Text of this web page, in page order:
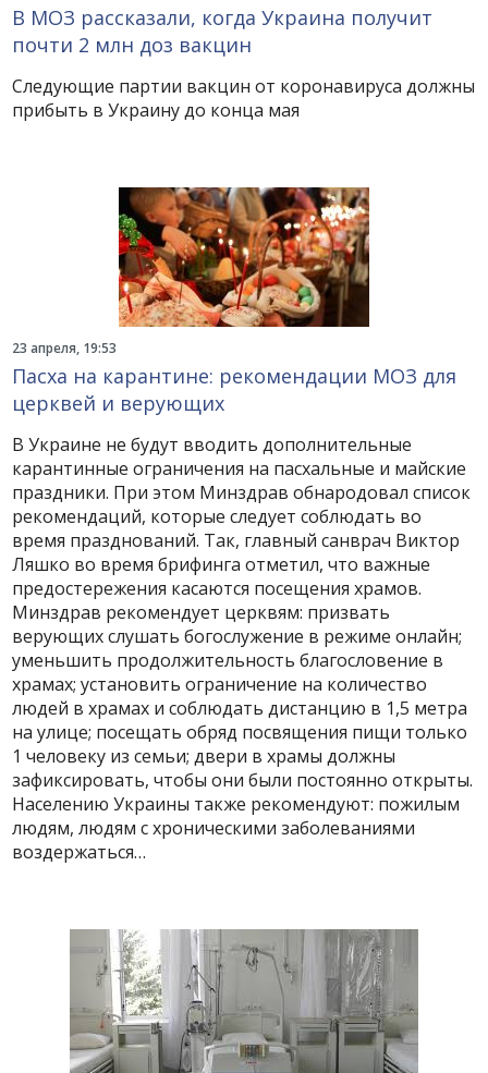
В МОЗ рассказали, когда Украина получит
почти 2 млн доз вакцин
Следующие партии вакцин от коронавируса должны
прибыть в Украину до конца мая
23 апреля, 19:53
Пасха на карантине: рекомендации МОЗ для
церквей и верующих
В Украине не будут вводить дополнительные
карантинные ограничения на пасхальные и майские
праздники. При этом Минздрав обнародовал список
рекомендаций, которые следует соблюдать во
время празднований. Так, главный санврач Виктор
Ляшко во время брифинга отметил, что важные
предостережения касаются посещения храмов.
Минздрав рекомендует церквям: призвать
верующих слушать богослужение в режиме онлайн;
уменьшить продолжительность благословение в
храмах; установить ограничение на количество
людей в храмах и соблюдать дистанцию ​​в 1,5 метра
на улице; посещать обряд посвящения пищи только
1 человеку из семьи; двери в храмы должны
зафиксировать, чтобы они были постоянно открыты.
Населению Украины также рекомендуют: пожилым
людям, людям с хроническими заболеваниями
воздержаться…